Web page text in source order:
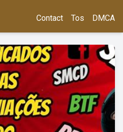
Contact Tos DMCA